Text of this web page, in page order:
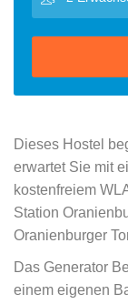
Dieses Hostel
erwartet Sie mit
kostenfreiem
Station
Oranienburger
Das Generator
einem eigenen